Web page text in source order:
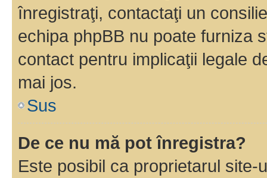
înregistraţi, contactaţi un
echipa phpBB nu poate furniza
contact pentru implicaţii legale
mai jos.
Sus
De ce nu mă pot înregistra?
Este posibil ca proprietarul